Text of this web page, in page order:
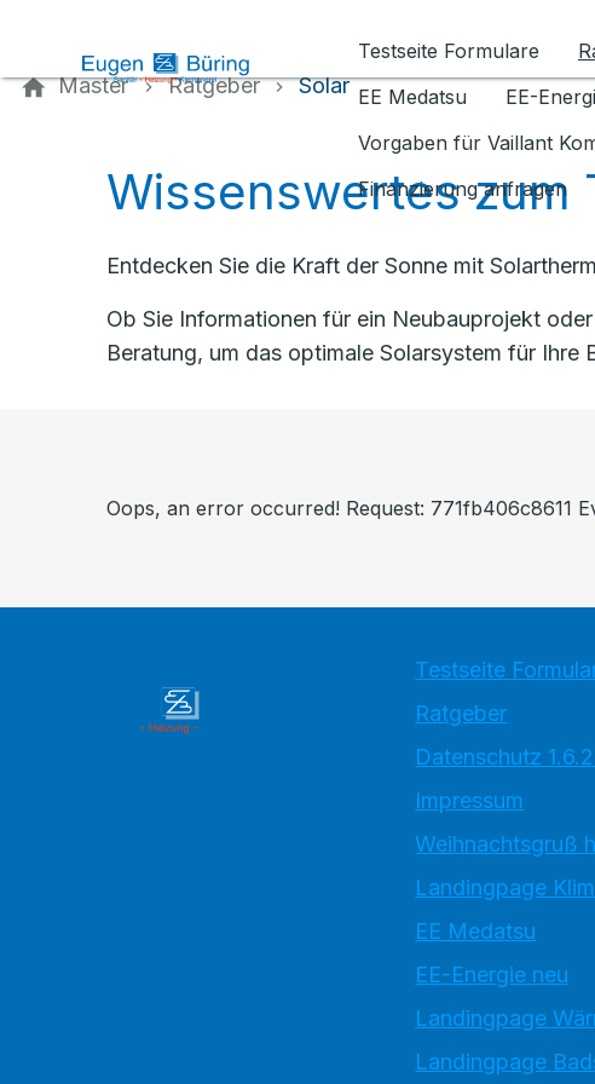
Testseite Formulare
EE Medatsu
EE-
Vorgaben für Vaillant
Finanzierung anfragen
Master Ratgeber Solar
Wissenswertes zum
Entdecken Sie die Kraft der Sonne mit
Ob Sie Informationen für ein Neubauprojekt
Beratung, um das optimale Solarsystem für Ihre
Oops, an error occurred! Request: 771fb406c8611
Testseite
Ratgeber
Datenschutz
Impressum
Weihnachtsgruß
Landingpage
EE Medatsu
EE-Energie neu
Landingpage
Landingpage